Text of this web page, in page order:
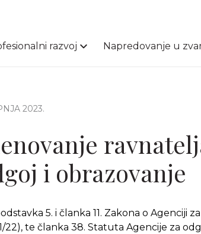
razvoj Napredovanje u
2023.
i obrazovanje
5. i članka 11. Zakona o Agenciji
22), te članka 38. Statuta Agencije za